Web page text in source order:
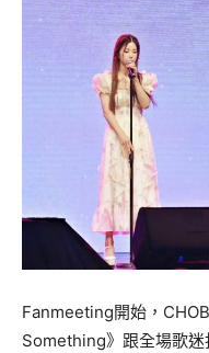
Fanmeeting開始，
Something》跟全場歌迷